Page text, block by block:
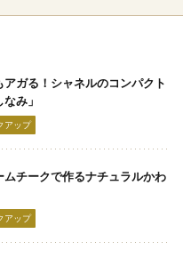
ガる！シャネルのコンパクト
み」
アップ
チークで作るナチュラルかわ
アップ